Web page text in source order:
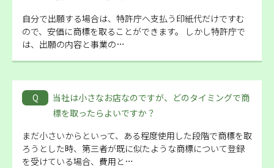
自分で出願する場合は、特許庁へ支払う印紙代だけですむ
ので、安価に商標を取ることができます。 しかし特許庁で
は、出願の内容と事業の…
Q
当社は小さなお店なのですが、どのタイミングで商
標を取ったらよいですか？
まだ小さいからといって、ある程度使用した段階で商標を取
ろうとした時、第三者が既に似たような商標について登録
を受けている場合、費用と…